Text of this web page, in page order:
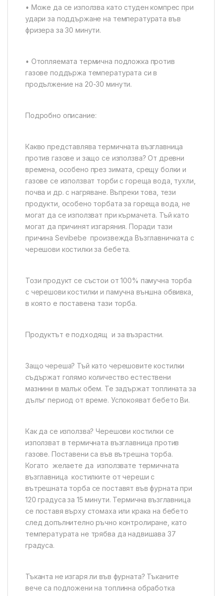
• Може да се използва като студен компрес при
удари за поддържане на температурата във
фризера за 30 минути.
• Отопляемата термична подложка против
газове поддържа температурата си в
продължение на 20-30 минути.
Подробно описание:
Какво представлява термичната възглавница
против газове и защо се използва? От древни
времена, особено през зимата, срещу болки и
газове се използват торби с гореща вода, тухли,
почва и др. с нагряване. Въпреки това, тези
продукти, особено торбата за гореща вода, не
могат да се използват при кърмачета. Тъй като
могат да причинят изгаряния. Поради тази
причина Sevibebe произвежда Възглавничката с
черешови костилки за бебета.
Този продукт се състои от 100% памучна торба
с черешови костилки и памучна външна обвивка,
в която е поставена тази торба.
Продуктът е подходящ и за възрастни.
Защо череша? Тъй като черешовите костилки
съдържат голямо количество естествени
мазнини в малък обем. Те задържат топлината за
дълъг период от време. Успокояват бебето Ви.
Как да се използва? Черешови костилки се
използват в термичната възглавница против
газове. Поставени са във вътрешна торба.
Когато желаете да използвате термичната
възглавница костилките от череши с
вътрешната торба се поставят във фурната при
120 градуса за 15 минути. Термична възглавница
се поставя върху стомаха или крака на бебето
след допълнително ръчно контролиране, като
температурата не трябва да надвишава 37
градуса.
Тъканта не изгаря ли във фурната? Тъканите
вече са подложени на топлинна обработка